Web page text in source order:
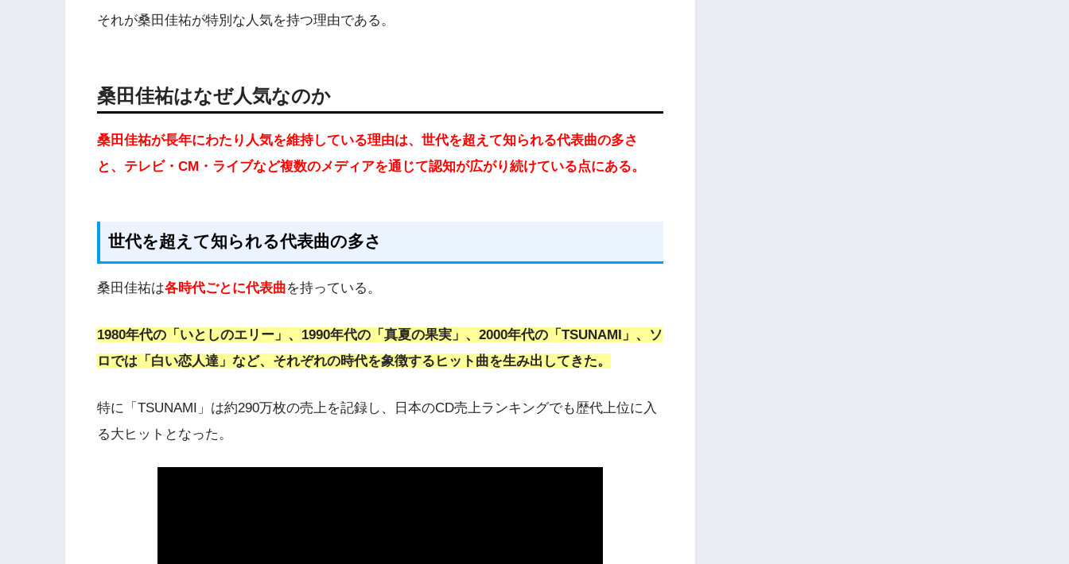
それが桑田佳祐が特別な人気を持つ理由である。
桑田佳祐はなぜ人気なのか
桑田佳祐が長年にわたり人気を維持している理由は、世代を超えて知られる代表曲の多さ
と、テレビ・CM・ライブなど複数のメディアを通じて認知が広がり続けている点にある。
世代を超えて知られる代表曲の多さ
桑田佳祐は各時代ごとに代表曲を持っている。
1980年代の「いとしのエリー」、1990年代の「真夏の果実」、2000年代の「TSUNAMI」、ソ
ロでは「白い恋人達」など、それぞれの時代を象徴するヒット曲を生み出してきた。
特に「TSUNAMI」は約290万枚の売上を記録し、日本のCD売上ランキングでも歴代上位に入
る大ヒットとなった。